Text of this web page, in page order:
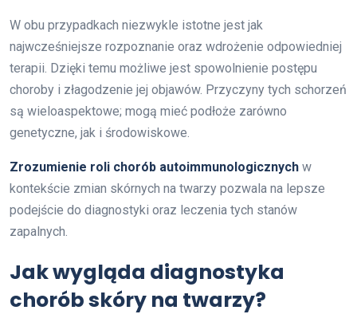
W obu przypadkach niezwykle istotne jest jak
najwcześniejsze rozpoznanie oraz wdrożenie odpowiedniej
terapii. Dzięki temu możliwe jest spowolnienie postępu
choroby i złagodzenie jej objawów. Przyczyny tych schorzeń
są wieloaspektowe; mogą mieć podłoże zarówno
genetyczne, jak i środowiskowe.
Zrozumienie roli chorób autoimmunologicznych w
kontekście zmian skórnych na twarzy pozwala na lepsze
podejście do diagnostyki oraz leczenia tych stanów
zapalnych.
Jak wygląda diagnostyka
chorób skóry na twarzy?